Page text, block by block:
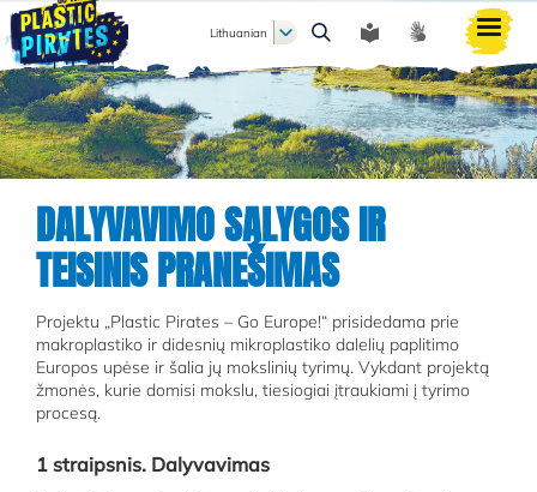
Paieška
Lithuanian
DALYVAVIMO SĄLYGOS IR
TEISINIS PRANEŠIMAS
Projektu „Plastic Pirates – Go Europe!“ prisidedama prie
makroplastiko ir didesnių mikroplastiko dalelių paplitimo
Europos upėse ir šalia jų mokslinių tyrimų. Vykdant projektą
žmonės, kurie domisi mokslu, tiesiogiai įtraukiami į tyrimo
procesą.
1 straipsnis. Dalyvavimas